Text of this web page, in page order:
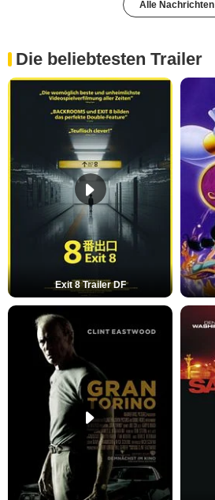
Alle Nachrichten
Die beliebtesten Trailer
Exit 8 Trailer DF